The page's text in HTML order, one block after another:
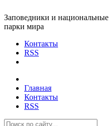
Заповедники и национальные
парки мира
Контакты
RSS
Главная
Контакты
RSS